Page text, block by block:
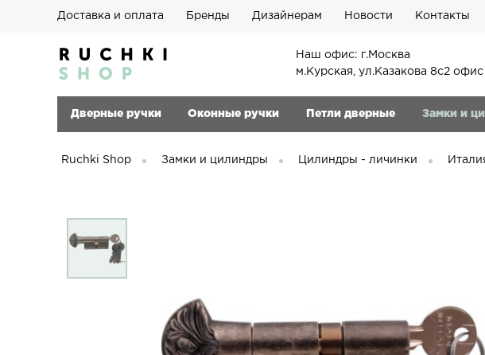
Доставка и оплата Бренды Дизайнерам Новости Контакты
Наш офис: г.Москва
м.Курская, ул.Казакова 8с2
Дверные ручки Оконные ручки Петли дверные Замки и
Ruchki Shop Замки и цилиндры Цилиндры - личинки